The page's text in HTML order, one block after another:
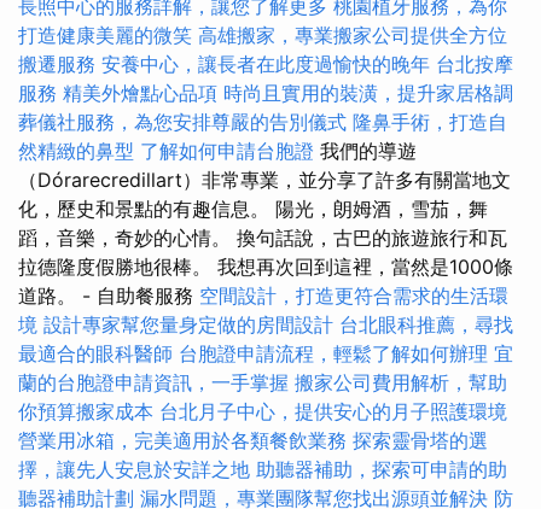
長照中心的服務詳解，讓您了解更多 桃園植牙服務，為你
打造健康美麗的微笑 高雄搬家，專業搬家公司提供全方位
搬遷服務 安養中心，讓長者在此度過愉快的晚年 台北按摩
服務 精美外燴點心品項 時尚且實用的裝潢，提升家居格調
葬儀社服務，為您安排尊嚴的告別儀式 隆鼻手術，打造自
然精緻的鼻型 了解如何申請台胞證 我們的導遊
（Dórarecredillart）非常專業，並分享了許多有關當地文
化，歷史和景點的有趣信息。 陽光，朗姆酒，雪茄，舞
蹈，音樂，奇妙的心情。 換句話說，古巴的旅遊旅行和瓦
拉德隆度假勝地很棒。 我想再次回到這裡，當然是1000條
道路。 - 自助餐服務 空間設計，打造更符合需求的生活環
境 設計專家幫您量身定做的房間設計 台北眼科推薦，尋找
最適合的眼科醫師 台胞證申請流程，輕鬆了解如何辦理 宜
蘭的台胞證申請資訊，一手掌握 搬家公司費用解析，幫助
你預算搬家成本 台北月子中心，提供安心的月子照護環境
營業用冰箱，完美適用於各類餐飲業務 探索靈骨塔的選
擇，讓先人安息於安詳之地 助聽器補助，探索可申請的助
聽器補助計劃 漏水問題，專業團隊幫您找出源頭並解決 防